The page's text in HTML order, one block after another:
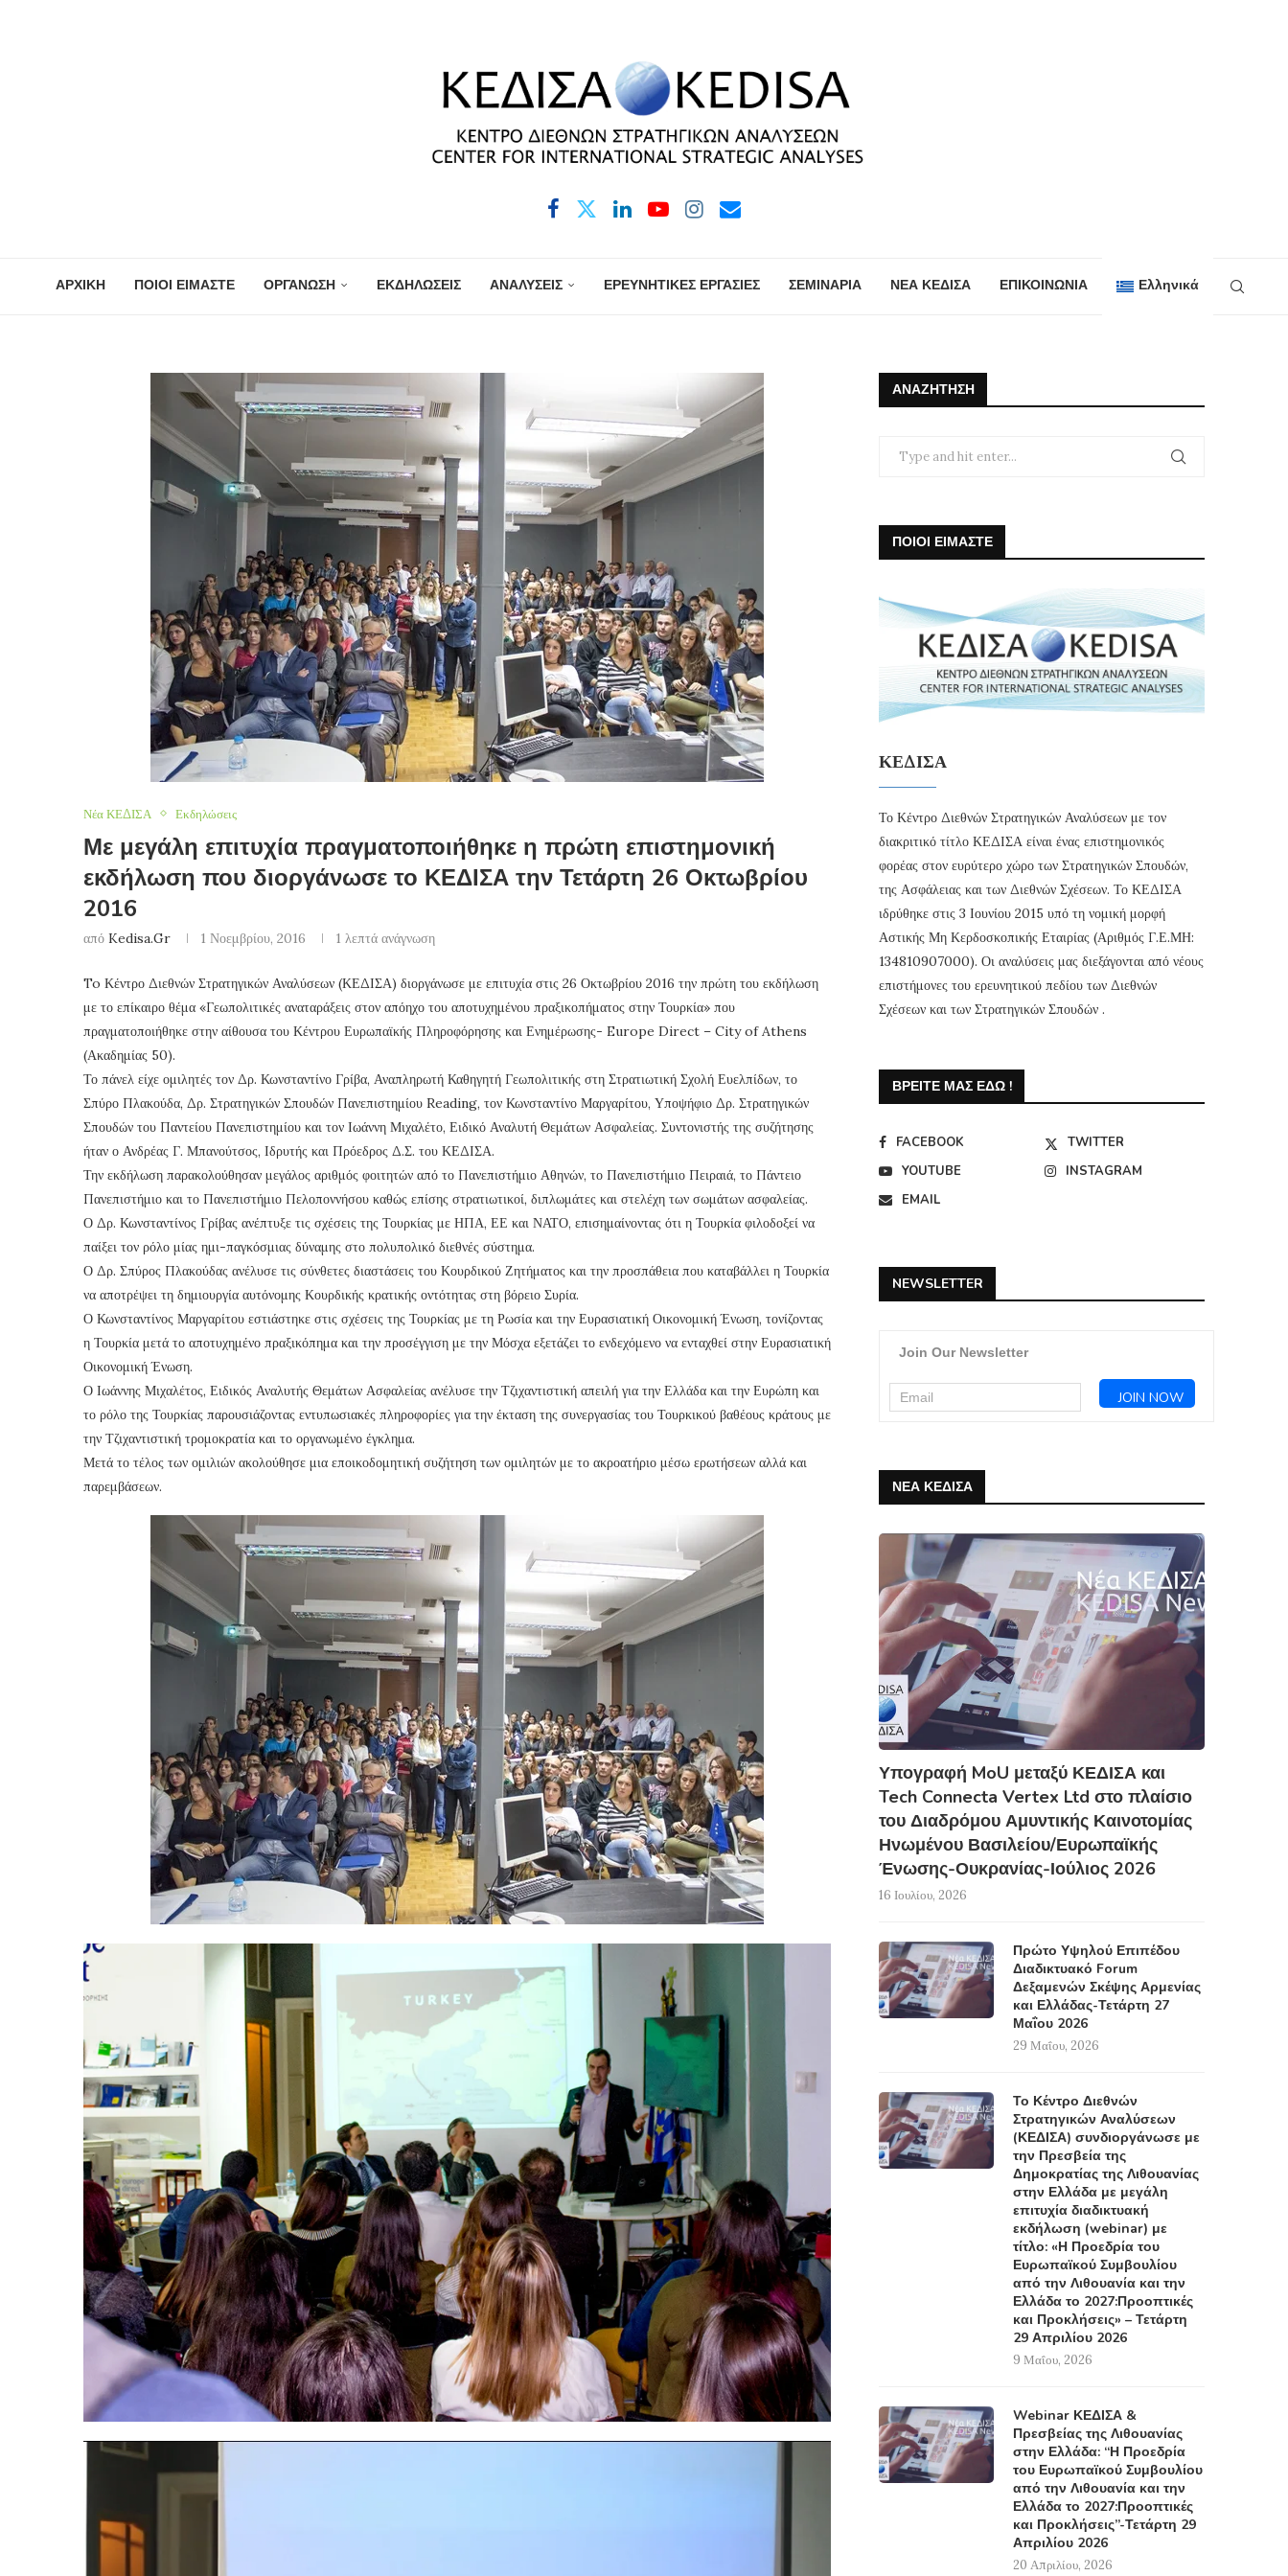
ΑΡΧΙΚΗ ΠΟΙΟΙ ΕΙΜΑΣΤΕ ΟΡΓΑΝΩΣΗ ΕΚΔΗΛΩΣΕΙΣ ΑΝΑΛΥΣΕΙΣ ΕΡΕΥΝΗΤΙΚΕΣ ΕΡΓΑΣΙΕΣ ΣΕΜΙΝΑΡΙΑ ΝΕΑ ΚΕΔΙΣΑ ΕΠΙΚΟΙΝΩΝΙΑ Ελληνικά
Νέα ΚΕΔΙΣΑ Εκδηλώσεις
Με μεγάλη επιτυχία πραγματοποιήθηκε η πρώτη επιστημονική
εκδήλωση που διοργάνωσε το ΚΕΔΙΣΑ την Τετάρτη 26 Οκτωβρίου
2016
από Kedisa.gr 1 Νοεμβρίου, 2016 1 λεπτά ανάγνωση
To Κέντρο Διεθνών Στρατηγικών Αναλύσεων (ΚΕΔΙΣΑ) διοργάνωσε με επιτυχία στις 26 Οκτωβρίου 2016 την πρώτη του εκδήλωση
με το επίκαιρο θέμα «Γεωπολιτικές αναταράξεις στον απόηχο του αποτυχημένου πραξικοπήματος στην Τουρκία» που
πραγματοποιήθηκε στην αίθουσα του Κέντρου Ευρωπαϊκής Πληροφόρησης και Ενημέρωσης- Europe Direct – City of Athens
(Ακαδημίας 50).
Το πάνελ είχε ομιλητές τον Δρ. Κωνσταντίνο Γρίβα, Αναπληρωτή Καθηγητή Γεωπολιτικής στη Στρατιωτική Σχολή Ευελπίδων, το
Σπύρο Πλακούδα, Δρ. Στρατηγικών Σπουδών Πανεπιστημίου Reading, τον Κωνσταντίνο Μαργαρίτου, Υποψήφιο Δρ. Στρατηγικών
Σπουδών του Παντείου Πανεπιστημίου και τον Ιωάννη Μιχαλέτο, Ειδικό Αναλυτή Θεμάτων Ασφαλείας. Συντονιστής της συζήτησης
ήταν ο Ανδρέας Γ. Μπανούτσος, Ιδρυτής και Πρόεδρος Δ.Σ. του ΚΕΔΙΣΑ.
Την εκδήλωση παρακολούθησαν μεγάλος αριθμός φοιτητών από το Πανεπιστήμιο Αθηνών, το Πανεπιστήμιο Πειραιά, το Πάντειο
Πανεπιστήμιο και το Πανεπιστήμιο Πελοποννήσου καθώς επίσης στρατιωτικοί, διπλωμάτες και στελέχη των σωμάτων ασφαλείας.
Ο Δρ. Κωνσταντίνος Γρίβας ανέπτυξε τις σχέσεις της Τουρκίας με ΗΠΑ, ΕΕ και ΝΑΤΟ, επισημαίνοντας ότι η Τουρκία φιλοδοξεί να
παίξει τον ρόλο μίας ημι-παγκόσμιας δύναμης στο πολυπολικό διεθνές σύστημα.
Ο Δρ. Σπύρος Πλακούδας ανέλυσε τις σύνθετες διαστάσεις του Κουρδικού Ζητήματος και την προσπάθεια που καταβάλλει η Τουρκία
να αποτρέψει τη δημιουργία αυτόνομης Κουρδικής κρατικής οντότητας στη βόρειο Συρία.
Ο Κωνσταντίνος Μαργαρίτου εστιάστηκε στις σχέσεις της Τουρκίας με τη Ρωσία και την Ευρασιατική Οικονομική Ένωση, τονίζοντας
η Τουρκία μετά το αποτυχημένο πραξικόπημα και την προσέγγιση με την Μόσχα εξετάζει το ενδεχόμενο να ενταχθεί στην Ευρασιατική
Οικονομική Ένωση.
Ο Ιωάννης Μιχαλέτος, Ειδικός Αναλυτής Θεμάτων Ασφαλείας ανέλυσε την Τζιχαντιστική απειλή για την Ελλάδα και την Ευρώπη και
το ρόλο της Τουρκίας παρουσιάζοντας εντυπωσιακές πληροφορίες για την έκταση της συνεργασίας του Τουρκικού βαθέους κράτους με
την Τζιχαντιστική τρομοκρατία και το οργανωμένο έγκλημα.
Μετά το τέλος των ομιλιών ακολούθησε μια εποικοδομητική συζήτηση των ομιλητών με το ακροατήριο μέσω ερωτήσεων αλλά και
παρεμβάσεων.
ΑΝΑΖΉΤΗΣΗ
ΠΟΙΟΙ ΕΙΜΑΣΤΕ
ΚΕΔΙΣΑ
Το Κέντρο Διεθνών Στρατηγικών Αναλύσεων με τον
διακριτικό τίτλο ΚΕΔΙΣΑ είναι ένας επιστημονικός
φορέας στον ευρύτερο χώρο των Στρατηγικών Σπουδών,
της Ασφάλειας και των Διεθνών Σχέσεων. Το ΚΕΔΙΣΑ
ιδρύθηκε στις 3 Ιουνίου 2015 υπό τη νομική μορφή
Αστικής Μη Κερδοσκοπικής Εταιρίας (Αριθμός Γ.Ε.ΜΗ:
134810907000). Οι αναλύσεις μας διεξάγονται από νέους
επιστήμονες του ερευνητικού πεδίου των Διεθνών
Σχέσεων και των Στρατηγικών Σπουδών .
ΒΡΕΊΤΕ ΜΑΣ ΕΔΏ !
FACEBOOK
TWITTER
YOUTUBE
INSTAGRAM
EMAIL
NEWSLETTER
Join Our Newsletter
ΝΕΑ ΚΕΔΙΣΑ
Υπογραφή MoU μεταξύ ΚΕΔΙΣΑ και
Tech Connecta Vertex Ltd στο πλαίσιο
του Διαδρόμου Αμυντικής Καινοτομίας
Ηνωμένου Βασιλείου/Ευρωπαϊκής
Ένωσης-Ουκρανίας-Ιούλιος 2026
16 Ιουλίου, 2026
Πρώτο Υψηλού Επιπέδου
Διαδικτυακό Forum
Δεξαμενών Σκέψης Αρμενίας
και Ελλάδας-Τετάρτη 27
Μαΐου 2026
29 Μαΐου, 2026
Το Κέντρο Διεθνών
Στρατηγικών Αναλύσεων
(ΚΕΔΙΣΑ) συνδιοργάνωσε με
την Πρεσβεία της
Δημοκρατίας της Λιθουανίας
στην Ελλάδα με μεγάλη
επιτυχία διαδικτυακή
εκδήλωση (webinar) με
τίτλο: «Η Προεδρία του
Ευρωπαϊκού Συμβουλίου
από την Λιθουανία και την
Ελλάδα το 2027:Προοπτικές
και Προκλήσεις» – Τετάρτη
29 Απριλίου 2026
9 Μαΐου, 2026
Webinar ΚΕΔΙΣΑ &
Πρεσβείας της Λιθουανίας
στην Ελλάδα: “Η Προεδρία
του Ευρωπαϊκού Συμβουλίου
από την Λιθουανία και την
Ελλάδα το 2027:Προοπτικές
και Προκλήσεις”-Τετάρτη 29
Απριλίου 2026
20 Απριλίου, 2026